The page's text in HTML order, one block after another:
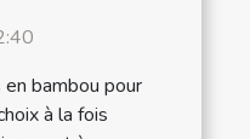
bambou pour
à la fois